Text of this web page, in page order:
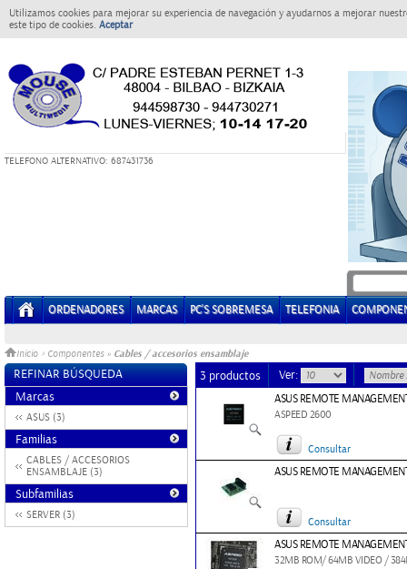
Utilizamos cookies para mejorar su experiencia de navegación y ayudarnos a mejorar
este tipo de cookies. Aceptar
TELEFONO ALTERNATIVO: 687431736
ORDENADORES MARCAS PC'S SOBREMESA TELEFONIA
Inicio > Componentes » Cables / accesorios ensamblaje
REFINAR BÚSQUEDA
Marcas
ASUS (3)
Familias
CABLES / ACCESORIOS
ENSAMBLAJE (3)
Subfamilias
SERVER (3)
3 productos Ver:
ASUS REMOTE
ASPEED 2600
Consultar
ASUS REMOTE
Consultar
ASUS REMOTE
32MB ROM/ 64MB VIDEO /